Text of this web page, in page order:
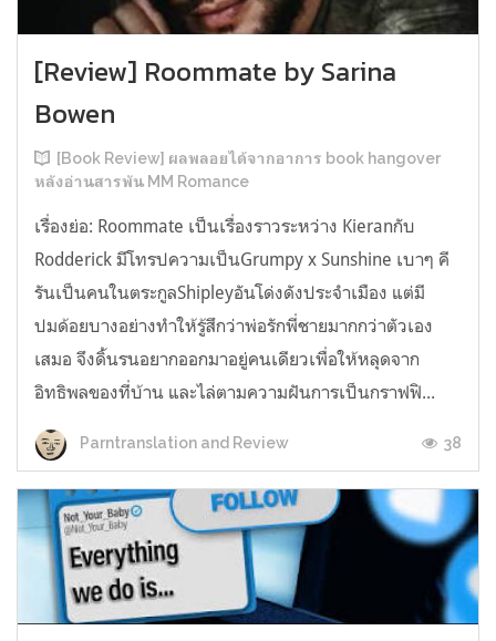
[Review] Roommate by Sarina
Bowen
[Book Review] ผลพลอยได้จากอาการ book hangover
หลังอ่านสารพัน MM Romance
เรื่องย่อ: Roommate เป็นเรื่องราวระหว่าง Kieranกับ
Rodderick มีโทรปความเป็นGrumpy x Sunshine เบาๆ คี
รันเป็นคนในตระกูลShipleyอันโด่งดังประจำเมือง แต่มี
ปมด้อยบางอย่างทำให้รู้สึกว่าพ่อรักพี่ชายมากกว่าตัวเอง
เสมอ จึงดิ้นรนอยากออกมาอยู่คนเดียวเพื่อให้หลุดจาก
อิทธิพลของที่บ้าน และไล่ตามความฝันการเป็นกราฟฟิ...
Parntranslation and Review 38